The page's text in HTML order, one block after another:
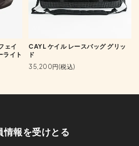
ェイ
ライト
CAYL ケイル レースバッグ グリッ
ド
35,200円(税込)
情報を受けとる